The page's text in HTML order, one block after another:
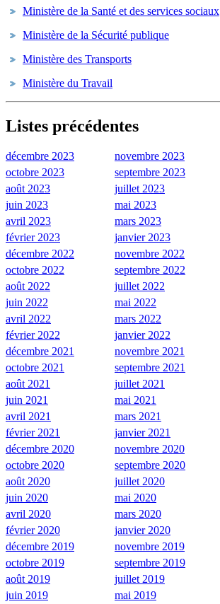
Ministère de la Santé et des services sociaux
Ministère de la Sécurité publique
Ministère des Transports
Ministère du Travail
Listes précédentes
décembre 2023
novembre 2023
octobre 2023
septembre 2023
août 2023
juillet 2023
juin 2023
mai 2023
avril 2023
mars 2023
février 2023
janvier 2023
décembre 2022
novembre 2022
octobre 2022
septembre 2022
août 2022
juillet 2022
juin 2022
mai 2022
avril 2022
mars 2022
février 2022
janvier 2022
décembre 2021
novembre 2021
octobre 2021
septembre 2021
août 2021
juillet 2021
juin 2021
mai 2021
avril 2021
mars 2021
février 2021
janvier 2021
décembre 2020
novembre 2020
octobre 2020
septembre 2020
août 2020
juillet 2020
juin 2020
mai 2020
avril 2020
mars 2020
février 2020
janvier 2020
décembre 2019
novembre 2019
octobre 2019
septembre 2019
août 2019
juillet 2019
juin 2019
mai 2019